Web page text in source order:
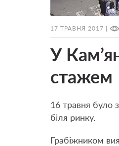
17 ТРАВНЯ 2017 |
У
стажем
16 травня було
біля ринку.
Грабіжником